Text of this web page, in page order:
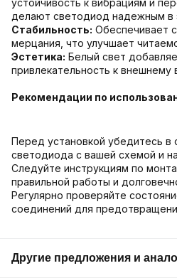
делают светодиод надежным в
Стабильность: Обеспечивает
мерцания, что улучшает
Эстетика: Белый свет
привлекательность к внешнему
Рекомендации по
Перед установкой убедитесь в
светодиода с вашей схемой и
Следуйте инструкциям по
правильной работы и
Регулярно проверяйте
соединений для
Другие предложения и